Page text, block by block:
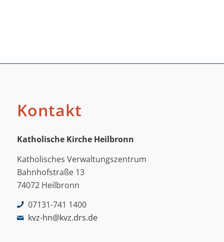
Kontakt
Katholische Kirche Heilbronn
Katholisches Verwaltungszentrum
Bahnhofstraße 13
74072 Heilbronn
07131-741 1400
kvz-hn@kvz.drs.de